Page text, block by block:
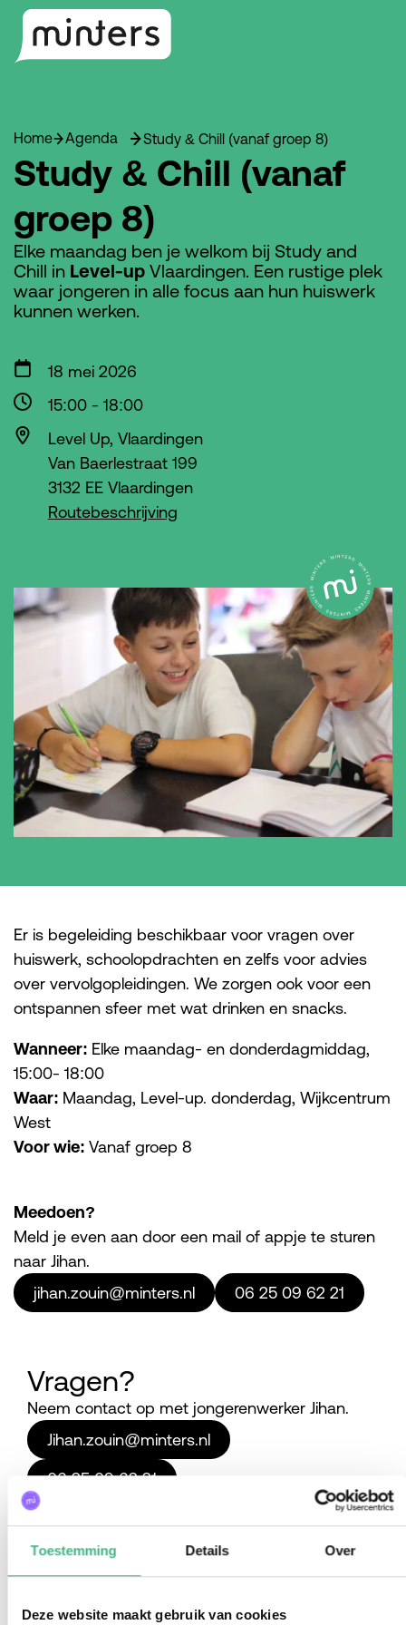
Toestemming Details Over
Deze website maakt gebruik van cookies
Study & Chill (vanaf
groep 8)
Elke maandag ben je welkom bij Study and
Chill in Level-up Vlaardingen. Een rustige plek
waar jongeren in alle focus aan hun huiswerk
kunnen werken.
18 mei 2026
15:00- 18:00
Level Up, Vlaardingen
Van Baerlestraat 199
3132 EE Vlaardingen
Routebeschrijving
Home Agenda Study & Chill (vanaf groep 8)
Er is begeleiding beschikbaar voor vragen over
huiswerk, schoolopdrachten en zelfs voor advies
over vervolgopleidingen. We zorgen ook voor een
ontspannen sfeer met wat drinken en snacks.
Wanneer: Elke maandag- en donderdagmiddag,
15:00- 18:00
Waar: Maandag, Level-up. donderdag, Wijkcentrum
West
Voor wie: Vanaf groep 8
Meedoen?
Meld je even aan door een mail of appje te sturen
naar Jihan.
jihan.zouin@minters.nl
06 25 09 62 21
Vragen?
Neem contact op met jongerenwerker Jihan.
Jihan.zouin@minters.nl
06 25 09 62 21